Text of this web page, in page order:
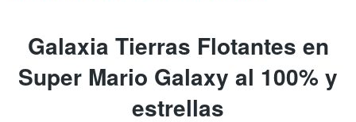
Galaxia Tierras Flotantes en
Super Mario Galaxy al 100% y
estrellas